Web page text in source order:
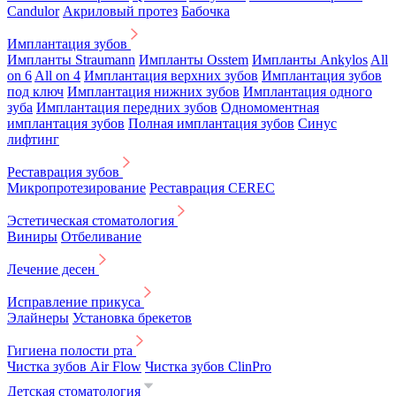
Candulor Акриловый протез Бабочка
Имплантация зубов
Импланты Straumann Импланты Osstem Импланты Ankylos All
on 6 All on 4 Имплантация верхних зубов Имплантация зубов
под ключ Имплантация нижних зубов Имплантация одного
зуба Имплантация передних зубов Одномоментная
имплантация зубов Полная имплантация зубов Синус
лифтинг
Реставрация зубов
Микропротезирование Реставрация CEREC
Эстетическая стоматология
Виниры Отбеливание
Лечение десен
Исправление прикуса
Элайнеры Установка брекетов
Гигиена полости рта
Чистка зубов Air Flow Чистка зубов ClinPro
Детская стоматология